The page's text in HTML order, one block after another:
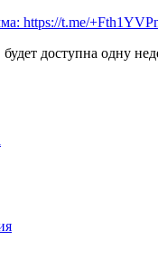
https://t.me/
доступна одну